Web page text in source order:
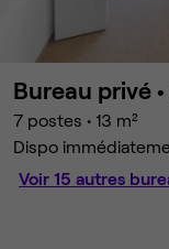
Bureau privé •
7 postes • 13 m²
Dispo
Voir 15 autres